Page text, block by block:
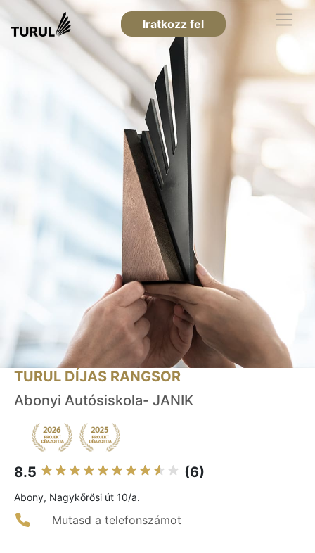
Iratkozz fel
TURUL DÍJAS RANGSOR
Abonyi Autósiskola- JANIK
8.5 (6)
Abony, Nagykőrösi út 10/a.
Mutasd a telefonszámot